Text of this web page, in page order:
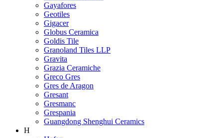
Gayafores
Geotiles
Gigacer
Globus Ceramica
Goldis Tile
Granoland Tiles LLP
Gravita
Grazia Ceramiche
Greco Gres
Gres de Aragon
Gresant
Gresmanc
Grespania
Guangdong Shenghui Ceramics
H